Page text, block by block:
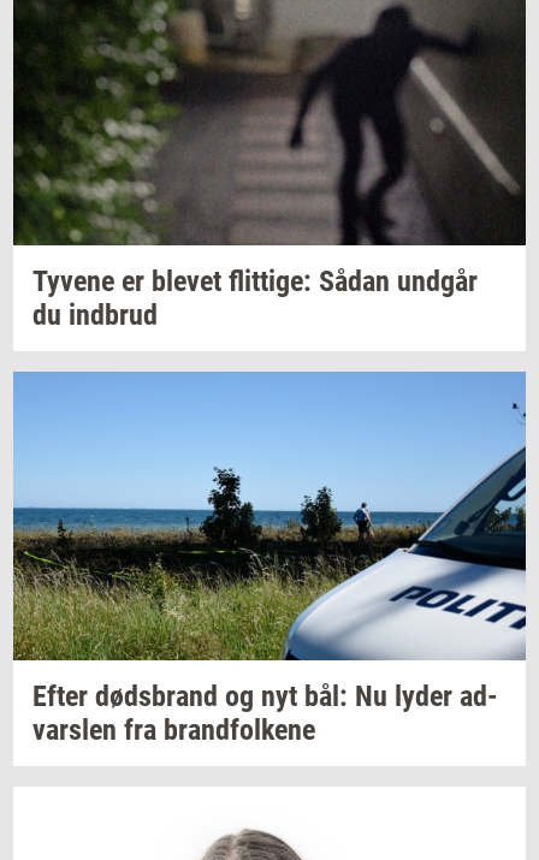
Ty­ve­ne er ble­vet flit­ti­ge: Sådan und­går
du ind­brud
Efter døds­brand og nyt bål: Nu lyder ad­
vars­len fra brand­fol­ke­ne